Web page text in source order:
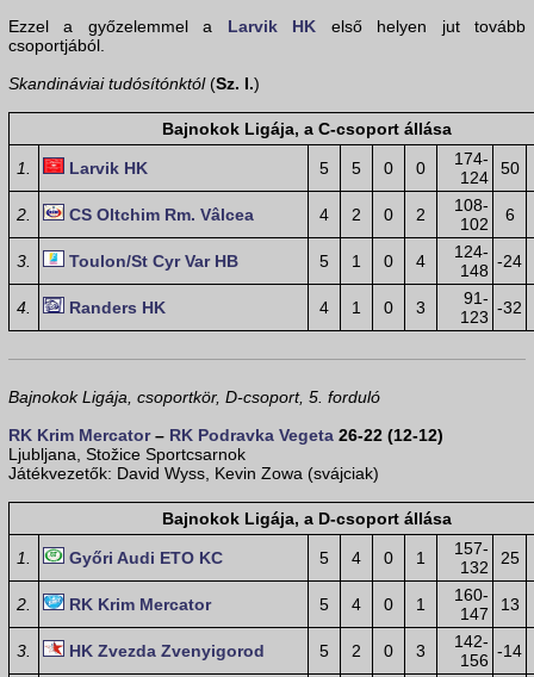
Ezzel a győzelemmel a Larvik HK első helyen jut tovább
csoportjából.
Skandináviai tudósítónktól(Sz. I.)
Bajnokok Ligája, a C-csoport állása
1. Larvik HK 5 5 0 0
174-
124
50
2. CS Oltchim Rm. Vâlcea 4 2 0 2
108-
102
6
3. Toulon/St Cyr Var HB 5 1 0 4
124-
148 -24
4. Randers HK 4 1 0 3
91-
123 -32
Bajnokok Ligája, csoportkör, D-csoport, 5. forduló
RK Krim Mercator– RK Podravka Vegeta 26-22 (12-12)
Ljubljana, Stožice Sportcsarnok
Játékvezetők: David Wyss, Kevin Zowa (svájciak)
Bajnokok Ligája, a D-csoport állása
1. Győri Audi ETO KC 5 4 0 1
157-
132
25
2. RK Krim Mercator 5 4 0 1
160-
147
13
3. HK Zvezda Zvenyigorod 5 2 0 3
142-
156 -14